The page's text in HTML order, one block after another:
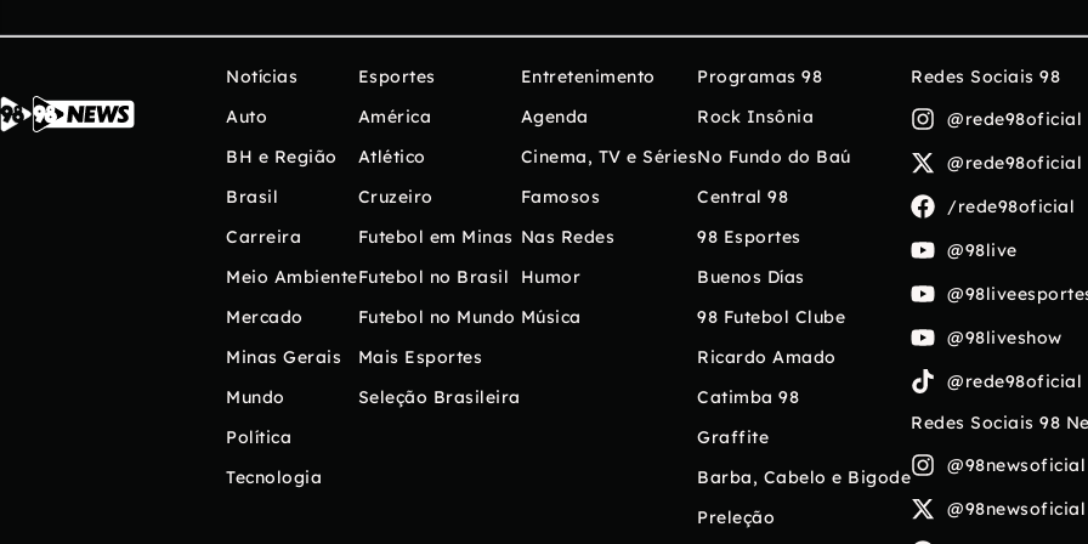
Notícias
Auto
BH e Região
Brasil
Carreira
Meio Ambiente
Mercado
Minas Gerais
Mundo
Política
Tecnologia
Esportes
América
Atlético
Cruzeiro
Futebol em Minas
Futebol no Brasil
Futebol no Mundo
Mais Esportes
Seleção Brasileira
Entretenimento
Agenda
Cinema, TV e Séries
Famosos
Nas Redes
Humor
Música
Programas 98
Rock Insônia
No Fundo do Baú
Central 98
98 Esportes
Buenos Días
98 Futebol Clube
Ricardo Amado
Catimba 98
Graffite
Barba, Cabelo e Bigode
Preleção
Redes Sociais 98
@rede98oficial
@rede98oficial
/rede98oficial
@98live
@98liveshow
@rede98oficial
Redes Sociais 98
@98newsoficial
@98newsoficial